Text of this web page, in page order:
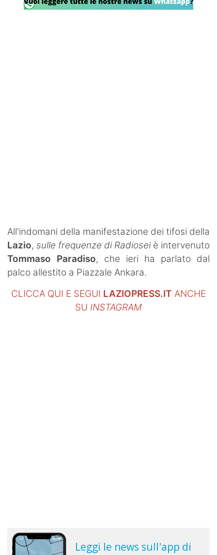
All'indomani della manifestazione dei tifosi della
Lazio, sulle frequenze di Radioseiè intervenuto
Tommaso Paradiso, che ieri ha parlato dal
palco allestito a Piazzale Ankara.
CLICCA QUI E SEGUI LAZIOPRESS.IT ANCHE
SU INSTAGRAM